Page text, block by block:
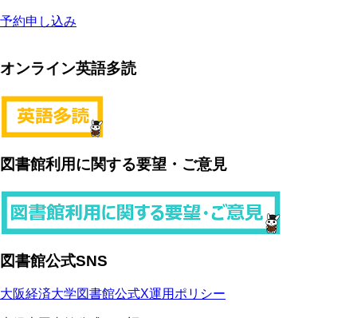
予約申し込み
オンライン英語多読
図書館利用に関する要望・ご意見
図書館公式SNS
大阪経済大学図書館公式X運用ポリシー